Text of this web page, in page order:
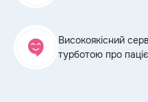
Високоякісний
турботою про